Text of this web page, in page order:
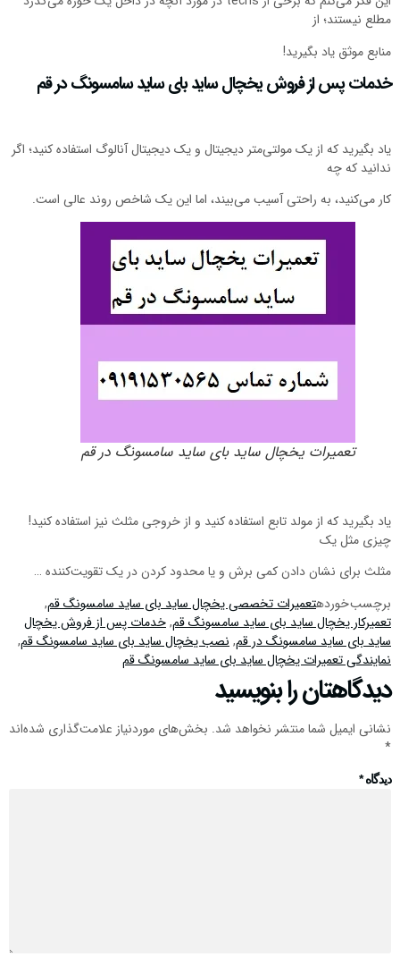
مطلع نیستند؛ از
منابع موثق یاد بگیرید!
خدمات پس از فروش یخچال ساید بای ساید سامسونگ در قم
یاد بگیرید که از یک مولتی‌متر دیجیتال و یک دیجیتال آنالوگ استفاده کنید؛ اگر
ندانید که چه
کار می‌کنید، به راحتی آسیب می‌بیند، اما این یک شاخص روند عالی است.
تعمیرات یخچال ساید بای ساید سامسونگ در قم
یاد بگیرید که از مولد تابع استفاده کنید و از خروجی مثلث نیز استفاده کنید!
چیزی مثل یک
مثلث برای نشان دادن کمی برش و یا محدود کردن در یک تقویت‌کننده …
برچسب خوردهتعمیرات تخصصی یخچال ساید بای ساید سامسونگ قم,
تعمیرکار یخچال ساید بای ساید سامسونگ قم,خدمات پس از فروش یخچال
ساید بای ساید سامسونگ در قم,نصب یخچال ساید بای ساید سامسونگ قم,
نمایندگی تعمیرات یخچال ساید بای ساید سامسونگ قم
دیدگاهتان را بنویسید
نشانی ایمیل شما منتشر نخواهد شد. بخش‌های موردنیاز علامت‌گذاری شده‌اند
*
دیدگاه*